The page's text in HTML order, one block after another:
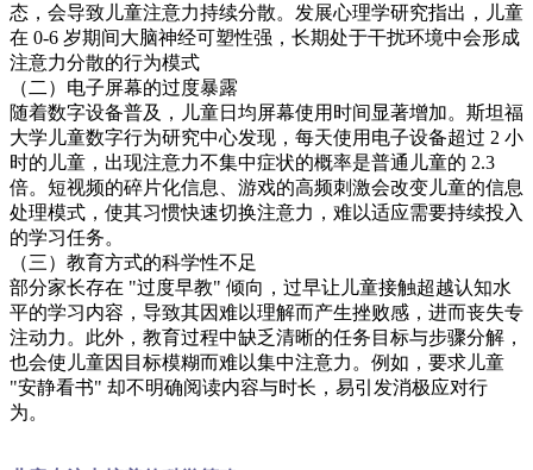
态，会导致儿童注意力持续分散。发展心理学研究指出，儿童
在 0-6 岁期间大脑神经可塑性强，长期处于干扰环境中会形成
注意力分散的行为模式
（二）电子屏幕的过度暴露
随着数字设备普及，儿童日均屏幕使用时间显著增加。斯坦福
大学儿童数字行为研究中心发现，每天使用电子设备超过 2 小
时的儿童，出现注意力不集中症状的概率是普通儿童的 2.3
倍。短视频的碎片化信息、游戏的高频刺激会改变儿童的信息
处理模式，使其习惯快速切换注意力，难以适应需要持续投入
的学习任务。
（三）教育方式的科学性不足
部分家长存在 "过度早教" 倾向，过早让儿童接触超越认知水
平的学习内容，导致其因难以理解而产生挫败感，进而丧失专
注动力。此外，教育过程中缺乏清晰的任务目标与步骤分解，
也会使儿童因目标模糊而难以集中注意力。例如，要求儿童
"安静看书" 却不明确阅读内容与时长，易引发消极应对行
为。